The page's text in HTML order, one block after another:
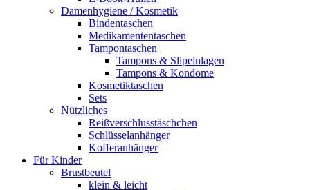
Damenhygiene / Kosmetik
Bindentaschen
Medikamententaschen
Tampontaschen
Tampons & Slipeinlagen
Tampons & Kondome
Kosmetiktaschen
Sets
Nützliches
Reißverschlusstäschchen
Schlüsselanhänger
Kofferanhänger
Für Kinder
Brustbeutel
klein & leicht